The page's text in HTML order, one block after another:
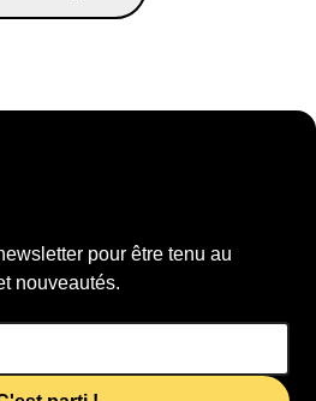
82 68 65 18
pour être tenu au
nouveautés.